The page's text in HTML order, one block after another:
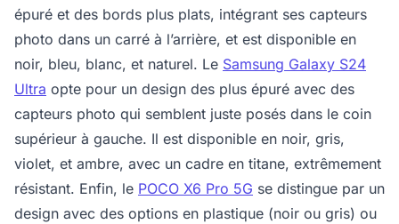
épuré et des bords plus plats, intégrant ses capteurs
photo dans un carré à l’arrière, et est disponible en
noir, bleu, blanc, et naturel. Le Samsung Galaxy S24
Ultra opte pour un design des plus épuré avec des
capteurs photo qui semblent juste posés dans le coin
supérieur à gauche. Il est disponible en noir, gris,
violet, et ambre, avec un cadre en titane, extrêmement
résistant. Enfin, le POCO X6 Pro 5G se distingue par un
design avec des options en plastique (noir ou gris) ou